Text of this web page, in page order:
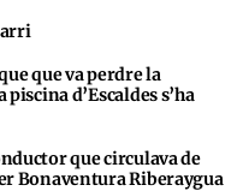
que va perdre la
d’Escaldes s’ha
que circulava de
Bonaventura Riberaygua